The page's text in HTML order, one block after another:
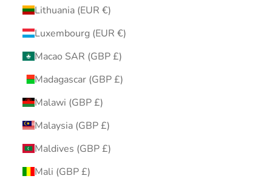
Lithuania (EUR €)
Luxembourg (EUR €)
Macao SAR (GBP £)
Madagascar (GBP £)
Malawi (GBP £)
Malaysia (GBP £)
Maldives (GBP £)
Mali (GBP £)